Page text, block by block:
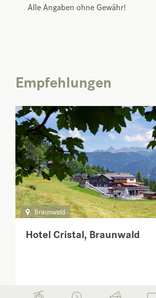
Alle Angaben ohne Gewähr!
Empfehlungen
Hotel Cristal, Braunwald
Braunwald